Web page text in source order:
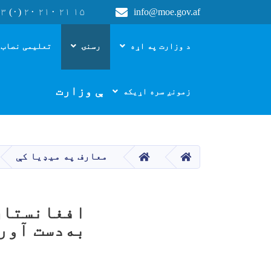
info@moe.gov.af +۹۳ (۰) ۲۰ ۲۱۰ ۲۱
د پوهنې وزارت
د وزارت په اړه رسنۍ تعلیمی
زمونږ سره اړیکه
HOME
HOME معارف په میډیا کې
به‌دست